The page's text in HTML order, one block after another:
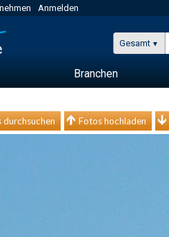
Anmelden
Gesamt
Branchen
durchsuchen Fotos hochladen